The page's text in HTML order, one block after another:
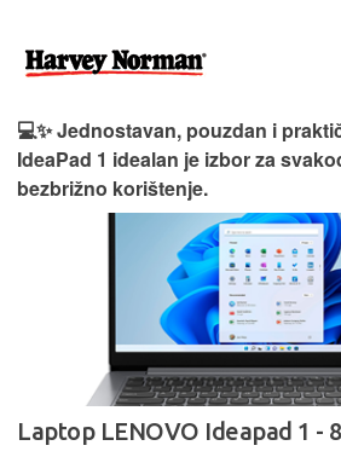
💻✨ Jednostavan, pouzdan i
IdeaPad 1 idealan je izbor za
bezbrižno korištenje.
Laptop LENOVO Ideapad 1 -